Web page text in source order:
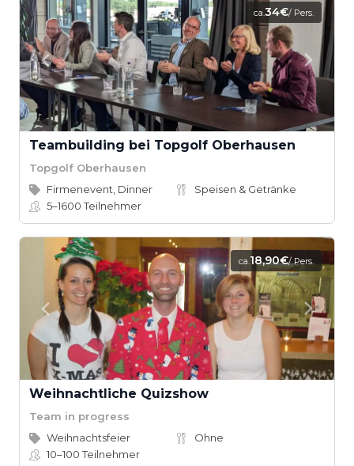
ca.34€/ Pers.
Teambuilding bei Topgolf Oberhausen
Topgolf Oberhausen
Firmenevent, Dinner
Speisen & Getränke
5–1600Teilnehmer
ca.18,90€/ Pers.
Weihnachtliche Quizshow
Team in progress
Weihnachtsfeier
Ohne
10–100Teilnehmer